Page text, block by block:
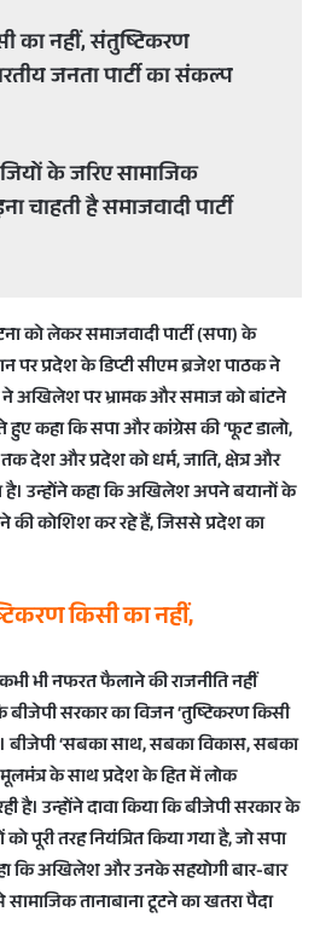
का नहीं, संतुष्टिकरण
जनता पार्टी का संकल्प
के जरिए सामाजिक
चाहती है समाजवादी पार्टी
को लेकर समाजवादी पार्टी (सपा) के
प्रदेश के डिप्टी सीएम ब्रजेश पाठक ने
ने अखिलेश पर भ्रामक और समाज को बांटने
कहा कि सपा और कांग्रेस की ‘फूट डालो,
देश और प्रदेश को धर्म, जाति, क्षेत्र और
है। उन्होंने कहा कि अखिलेश अपने बयानों के
की कोशिश कर रहे हैं, जिससे प्रदेश का
किसी का नहीं,
भी नफरत फैलाने की राजनीति नहीं
बीजेपी सरकार का विजन ‘तुष्टिकरण किसी
बीजेपी ‘सबका साथ, सबका विकास, सबका
के साथ प्रदेश के हित में लोक
है। उन्होंने दावा किया कि बीजेपी सरकार के
तरह नियंत्रित किया गया है, जो सपा
कि अखिलेश और उनके सहयोगी बार-बार
तानाबाना टूटने का खतरा पैदा